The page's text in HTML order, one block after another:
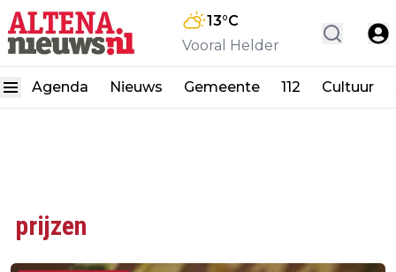
13°C
Vooral Helder
Agenda Nieuws Gemeente 112 Cultuur
prijzen